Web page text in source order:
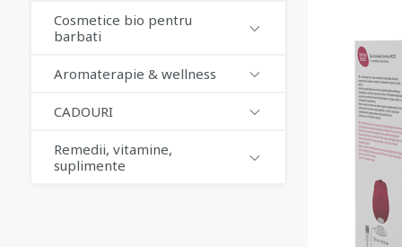
Cosmetice bio pentru
barbati
Aromaterapie & wellness
CADOURI
Remedii, vitamine,
suplimente